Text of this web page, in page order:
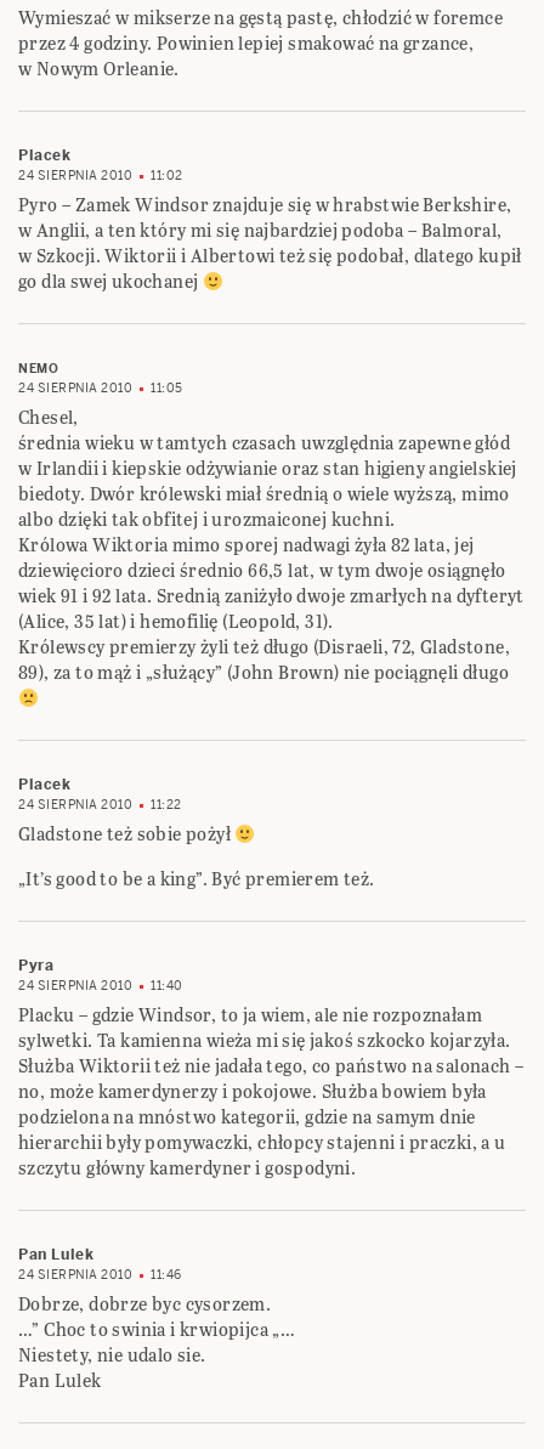
Wymieszać w mikserze na gęstą pastę, chłodzić w foremce
przez 4 godziny. Powinien lepiej smakować na grzance,
w Nowym Orleanie.
Placek
24 SIERPNIA 2010 11:02
Pyro – Zamek Windsor znajduje się w hrabstwie Berkshire,
w Anglii, a ten który mi się najbardziej podoba – Balmoral,
w Szkocji. Wiktorii i Albertowi też się podobał, dlatego kupił
go dla swej ukochanej
NEMO
24 SIERPNIA 2010
11:05
Chesel,
średnia wieku w tamtych czasach uwzględnia zapewne głód
w Irlandii i kiepskie odżywianie oraz stan higieny angielskiej
biedoty. Dwór królewski miał średnią o wiele wyższą, mimo
albo dzięki tak obfitej i urozmaiconej kuchni.
Królowa Wiktoria mimo sporej nadwagi żyła 82 lata, jej
dziewięcioro dzieci średnio 66,5 lat, w tym dwoje osiągnęło
wiek 91 i 92 lata. Srednią zaniżyło dwoje zmarłych na dyfteryt
(Alice, 35 lat) i hemofilię (Leopold, 31).
Królewscy premierzy żyli też długo (Disraeli, 72, Gladstone,
89), za to mąż i „służący” (John Brown) nie pociągnęli długo
Placek
24 SIERPNIA 2010 11:22
Gladstone też sobie pożył
„It’s good to be a king”. Być premierem też.
Pyra
24 SIERPNIA 2010 11:40
Placku – gdzie Windsor, to ja wiem, ale nie rozpoznałam
sylwetki. Ta kamienna wieża mi się jakoś szkocko kojarzyła.
Służba Wiktorii też nie jadała tego, co państwo na salonach –
no, może kamerdynerzy i pokojowe. Służba bowiem była
podzielona na mnóstwo kategorii, gdzie na samym dnie
hierarchii były pomywaczki, chłopcy stajenni i praczki, a u
szczytu główny kamerdyner i gospodyni.
Pan Lulek
24 SIERPNIA 2010 11:46
Dobrze, dobrze byc cysorzem.
…” Choc to swinia i krwiopijca „…
Niestety, nie udalo sie.
Pan Lulek